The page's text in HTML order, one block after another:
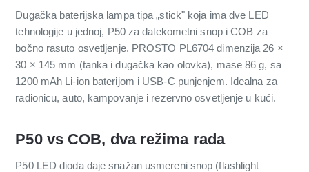
Dugačka baterijska lampa tipa „stick" koja ima dve LED
tehnologije u jednoj, P50 za dalekometni snop i COB za
bočno rasuto osvetljenje. PROSTO PL6704 dimenzija 26 ×
30 × 145 mm (tanka i dugačka kao olovka), mase 86 g, sa
1200 mAh Li-ion baterijom i USB-C punjenjem. Idealna za
radionicu, auto, kampovanje i rezervno osvetljenje u kući.
P50 vs COB, dva režima rada
P50 LED dioda daje snažan usmereni snop (flashlight